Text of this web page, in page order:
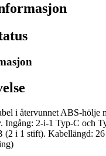
i återvunnet ABS-hölje
Ingång: 2-i-1 Typ-C och
(2 i 1 stift). Kabellängd: 26